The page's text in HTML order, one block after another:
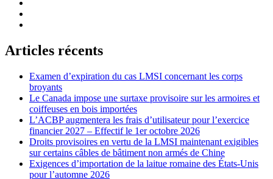
Articles récents
Examen d’expiration du cas LMSI concernant les corps
broyants
Le Canada impose une surtaxe provisoire sur les armoires et
coiffeuses en bois importées
L’ACBP augmentera les frais d’utilisateur pour l’exercice
financier 2027 – Effectif le 1er octobre 2026
Droits provisoires en vertu de la LMSI maintenant exigibles
sur certains câbles de bâtiment non armés de Chine
Exigences d’importation de la laitue romaine des États-Unis
pour l’automne 2026